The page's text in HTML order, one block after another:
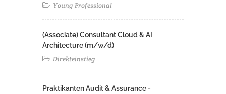
Young Professional
(Associate) Consultant Cloud & AI
Architecture (m/w/d)​ ​
Direkteinstieg
Praktikanten Audit & Assurance -